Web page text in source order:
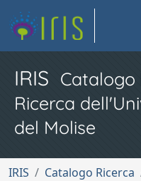
IRIS Catalogo
Ricerca
del Molise
IRIS Catalogo Ricerca